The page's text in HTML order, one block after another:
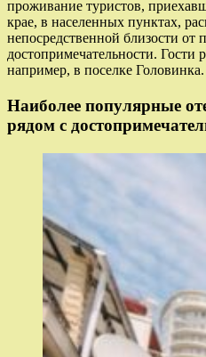
проживание туристов,
крае, в населенных пунктах,
непосредственной близости от
достопримечательности. Гости
например, в поселке Головинка.
Наиболее популярные
рядом с